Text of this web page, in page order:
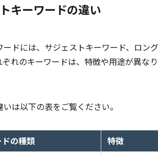
キーワードの違い
ードには、サジェストキーワード、ロン
ぞれのキーワードは、特徴や用途が異な
は以下の表をご覧ください。
の種類 特徴